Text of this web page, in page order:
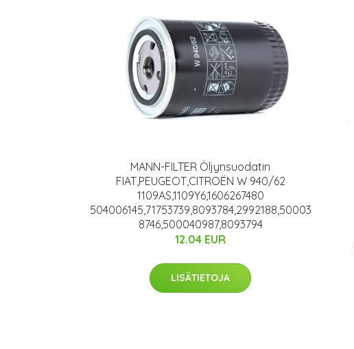
MANN-FILTER Öljynsuodatin
FIAT,PEUGEOT,CITROËN W 940/62
1109AS,1109Y6,1606267480
504006145,71753739,8093784,2992188,50003
8746,500040987,8093794
12.04 EUR
LISÄTIETOJA